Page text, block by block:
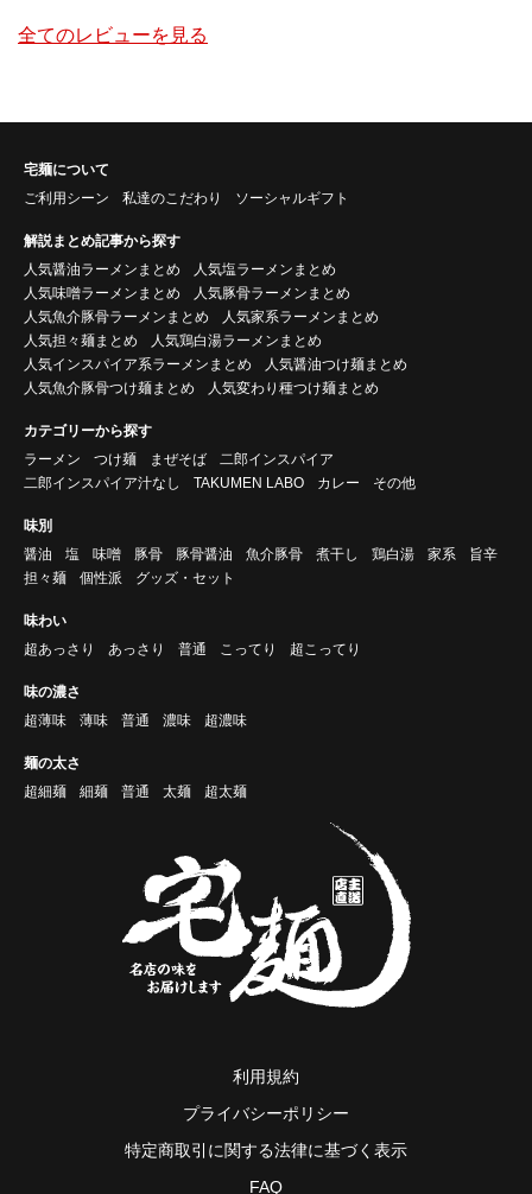
全てのレビューを見る
宅麺について
ご利用シーン
私達のこだわり ソーシャルギフト
解説まとめ記事から探す
人気醤油ラーメンまとめ
人気塩ラーメンまとめ
人気味噌ラーメンまとめ
人気豚骨ラーメンまとめ
人気魚介豚骨ラーメンまとめ
人気家系ラーメンまとめ
人気担々麺まとめ
人気鶏白湯ラーメンまとめ
人気インスパイア系ラーメンまとめ
人気醤油つけ麺まとめ
人気魚介豚骨つけ麺まとめ
人気変わり種つけ麺まとめ
カテゴリーから探す
ラーメン
つけ麺 まぜそば
二郎インスパイア
二郎インスパイア汁なし
TAKUMEN LABO カレー その他
味別
醤油
塩 味噌 豚骨 豚骨醤油 魚介豚骨 煮干し 鶏白湯 家系
旨辛
担々麺
個性派 グッズ・セット
味わい
超あっさり
あっさり 普通 こってり 超こってり
味の濃さ
超薄味
薄味 普通 濃味 超濃味
麺の太さ
超細麺
細麺 普通 太麺 超太麺
利用規約
プライバシーポリシー
特定商取引に関する法律に基づく表示
FAQ